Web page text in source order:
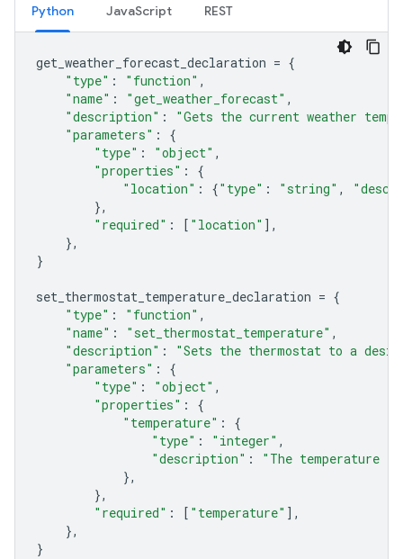
Python JavaScript REST
get_weather_forecast_declaration = {
"type" : "function" ,
"name" : "get_weather_forecast" ,
"description" :
"Gets the current weather
"parameters" :
{
"type" : "object" ,
"properties" :
{
"location" : {"type" : "string" ,
},
"required" : [ "location" ],
},
}
set_thermostat_temperature_declaration = {
"type" : "function" ,
"name" : "set_thermostat_temperature" ,
"description" :
"Sets the thermostat to a
"parameters" :
{
"type" : "object" ,
"properties" :
{
"temperature" :
{
"type" : "integer" ,
"description" :
"The temperature
},
},
"required" : [ "temperature" ],
},
}